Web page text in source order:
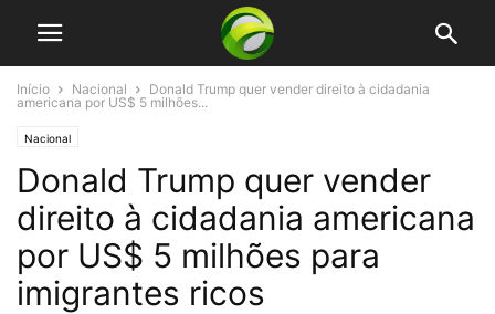
Início Nacional
Donald Trump quer vender direito à cidadania
americana por US$ 5 milhões...
Nacional
Donald Trump quer vender
direito à cidadania americana
por US$ 5 milhões para
imigrantes ricos